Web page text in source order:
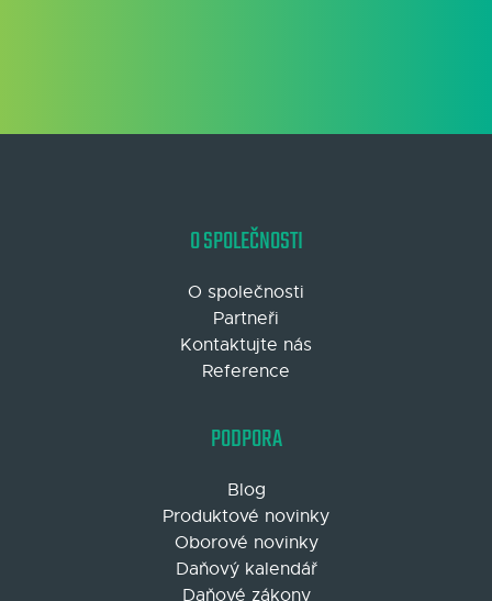
O SPOLEČNOSTI
O společnosti
Partneři
Kontaktujte nás
Reference
PODPORA
Blog
Produktové novinky
Oborové novinky
Daňový kalendář
Daňové zákony